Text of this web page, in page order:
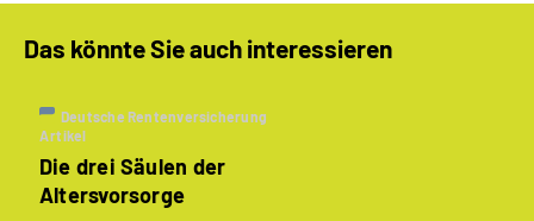
Das könnte Sie auch interessieren
Deutsche Rentenversicherung
Artikel
Die drei Säulen der
Altersvorsorge